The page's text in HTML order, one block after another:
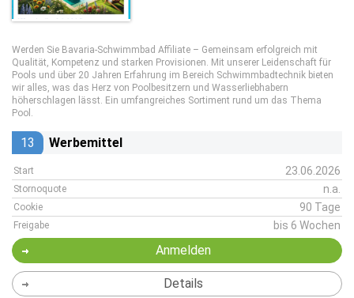
Werden Sie Bavaria-Schwimmbad Affiliate – Gemeinsam erfolgreich mit
Qualität, Kompetenz und starken Provisionen. Mit unserer Leidenschaft für
Pools und über 20 Jahren Erfahrung im Bereich Schwimmbadtechnik bieten
wir alles, was das Herz von Poolbesitzern und Wasserliebhabern
höherschlagen lässt. Ein umfangreiches Sortiment rund um das Thema
Pool.
13 Werbemittel
Start 23.06.2026
Stornoquote n.a.
Cookie 90 Tage
Freigabe bis 6 Wochen
Anmelden
Details